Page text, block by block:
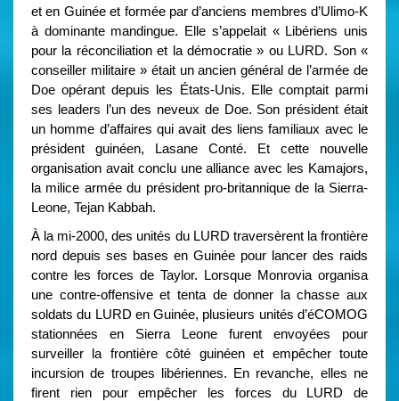
et en Guinée et formée par d’anciens membres d’Ulimo-K
à dominante mandingue. Elle s’appelait « Libériens unis
pour la réconciliation et la démocratie » ou LURD. Son «
conseiller militaire » était un ancien général de l’armée de
Doe opérant depuis les États-Unis. Elle comptait parmi
ses leaders l’un des neveux de Doe. Son président était
un homme d’affaires qui avait des liens familiaux avec le
président guinéen, Lasane Conté. Et cette nouvelle
organisation avait conclu une alliance avec les Kamajors,
la milice armée du président pro-britannique de la Sierra-
Leone, Tejan Kabbah.
À la mi-2000, des unités du LURD traversèrent la frontière
nord depuis ses bases en Guinée pour lancer des raids
contre les forces de Taylor. Lorsque Monrovia organisa
une contre-offensive et tenta de donner la chasse aux
soldats du LURD en Guinée, plusieurs unités d’éCOMOG
stationnées en Sierra Leone furent envoyées pour
surveiller la frontière côté guinéen et empêcher toute
incursion de troupes libériennes. En revanche, elles ne
firent rien pour empêcher les forces du LURD de